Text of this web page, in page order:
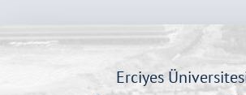
Erciyes